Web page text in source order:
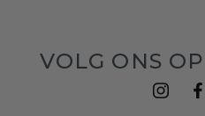
VOLG ONS